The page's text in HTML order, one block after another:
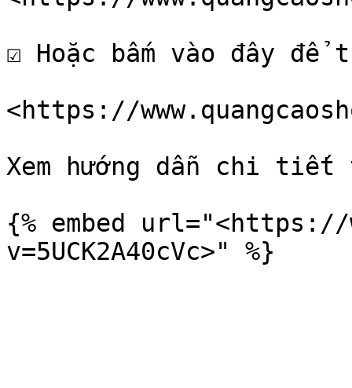
☑ Hoặc bấm vào đây
<https://
Xem hướng dẫn chi
{% embed url="<https://